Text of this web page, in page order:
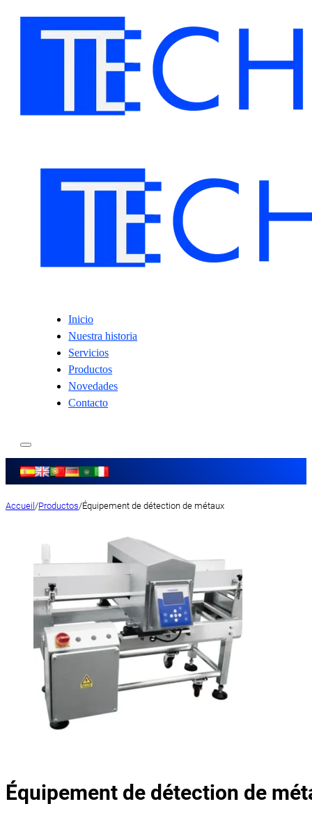
Inicio
Nuestra historia
Servicios
Productos
Novedades
Contacto
Accueil /Productos/Équipement de détection de métaux
Équipement de détection de